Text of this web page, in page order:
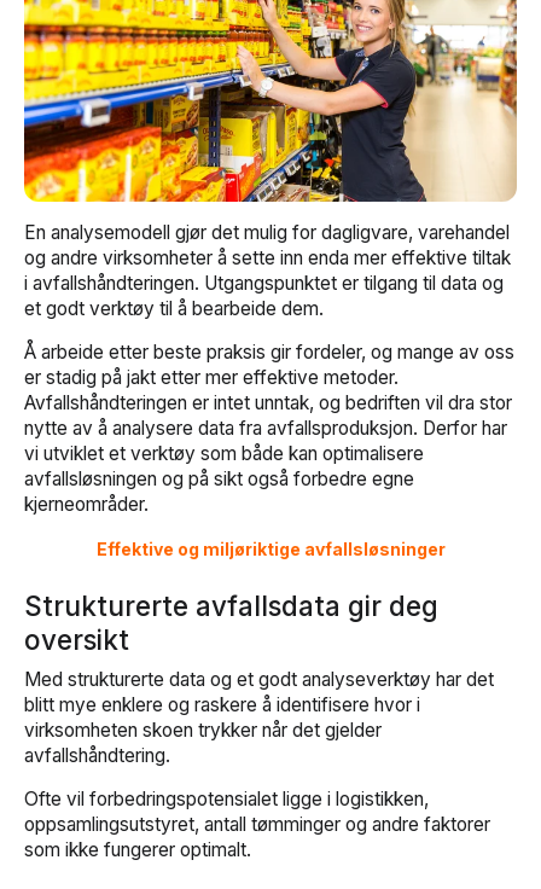
En analysemodell gjør det mulig for dagligvare, varehandel
og andre virksomheter å sette inn enda mer effektive tiltak
i avfallshåndteringen. Utgangspunktet er tilgang til data og
et godt verktøy til å bearbeide dem.
Å arbeide etter beste praksis gir fordeler, og mange av oss
er stadig på jakt etter mer effektive metoder.
Avfallshåndteringen er intet unntak, og bedriften vil dra stor
nytte av å analysere data fra avfallsproduksjon. Derfor har
vi utviklet et verktøy som både kan optimalisere
avfallsløsningen og på sikt også forbedre egne
kjerneområder.
Effektive og miljøriktige avfallsløsninger
Strukturerte avfallsdata gir deg
oversikt
Med strukturerte data og et godt analyseverktøy har det
blitt mye enklere og raskere å identifisere hvor i
virksomheten skoen trykker når det gjelder
avfallshåndtering.
Ofte vil forbedringspotensialet ligge i logistikken,
oppsamlingsutstyret, antall tømminger og andre faktorer
som ikke fungerer optimalt.